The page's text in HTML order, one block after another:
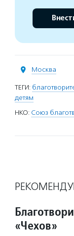
Москва
ТЕГИ:
детям
НКО: Союз
«Чехов»